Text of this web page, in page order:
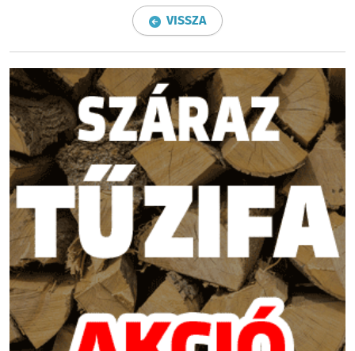
VISSZA